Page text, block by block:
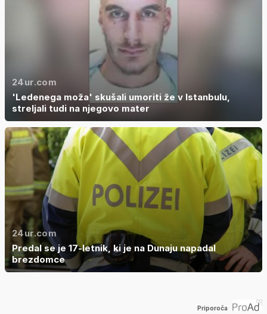
24ur.com
'Ledenega moža' skušali umoriti že v Istanbulu,
streljali tudi na njegovo mater
24ur.com
Predal se je 17-letnik, ki je na Dunaju napadal
brezdomce
Priporoča